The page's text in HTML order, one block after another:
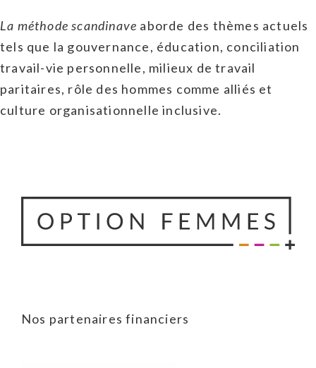
La méthode scandinave aborde des thèmes actuels
tels que la gouvernance, éducation, conciliation
travail-vie personnelle, milieux de travail
paritaires, rôle des hommes comme alliés et
culture organisationnelle inclusive.
Nos partenaires financiers